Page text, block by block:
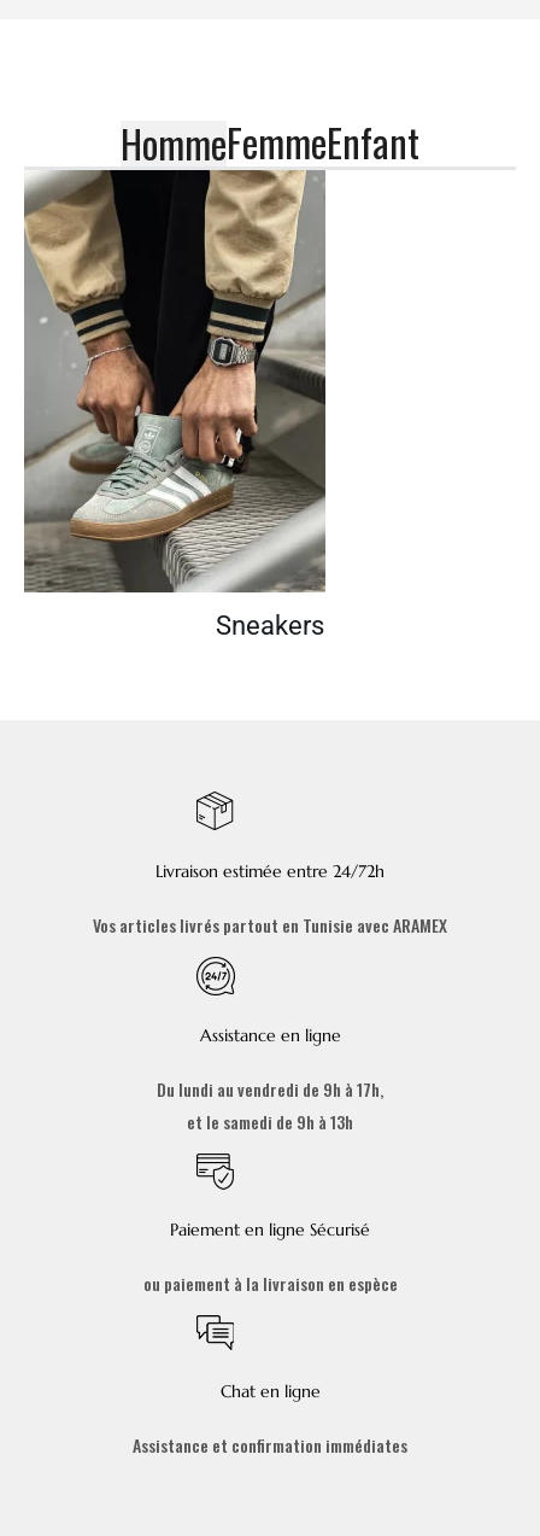
HommeFemmeEnfant
Sneakers
Livraison estimée entre 24/72h
Vos articles livrés partout en Tunisie avec ARAMEX
Assistance en ligne
Du lundi au vendredi de 9h à 17h,
et le samedi de 9h à 13h
Paiement en ligne Sécurisé
ou paiement à la livraison en espèce
Chat en ligne
Assistance et confirmation immédiates